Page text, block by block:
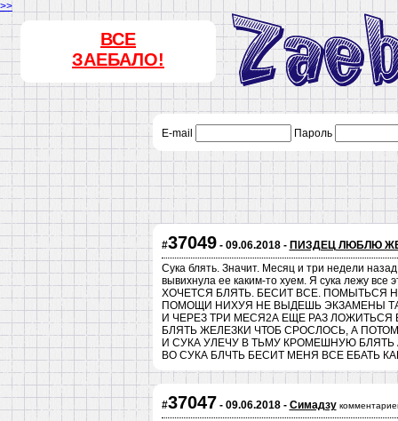
>>
ВСЕ
ЗАЕБАЛО!
E-mail Пароль
#37049- 09.06.2018 - ПИЗДЕЦ ЛЮБЛЮ
Сука блять. Значит. Месяц и три недели
вывихнула ее каким-то хуем. Я сука лежу
ХОЧЕТСЯ БЛЯТЬ. БЕСИТ ВСЕ. ПОМЫТЬСЯ
ПОМОЩИ НИХУЯ НЕ ВЫДЕШЬ ЭКЗАМЕНЫ
И ЧЕРЕЗ ТРИ МЕСЯ2А ЕЩЕ РАЗ
БЛЯТЬ ЖЕЛЕЗКИ ЧТОБ СРОСЛОСЬ, А
И СУКА УЛЕЧУ В ТЬМУ КРОМЕШНУЮ
ВО СУКА БЛЧТЬ БЕСИТ МЕНЯ ВСЕ ЕБАТЬ
#37047 - 09.06.2018 - Симадзу